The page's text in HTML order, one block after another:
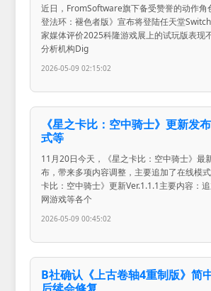
近日，FromSoftware旗下备受赞誉的动作角
登法环：褪色者版》宣布将登陆任天堂
家媒体评价2025科隆游戏展上的试玩版表现
分析机构Dig
2026-05-09 02:15:02
《星之卡比：空中骑士》更新发
式等
11月20日今天，《星之卡比：空中骑士》最
布，带来多项内容调整，主要追加了在线模
卡比：空中骑士》更新Ver.1.1.1主要内容：
网游戏等各个
2026-05-09 00:45:02
B社确认《上古卷轴4重制版》简